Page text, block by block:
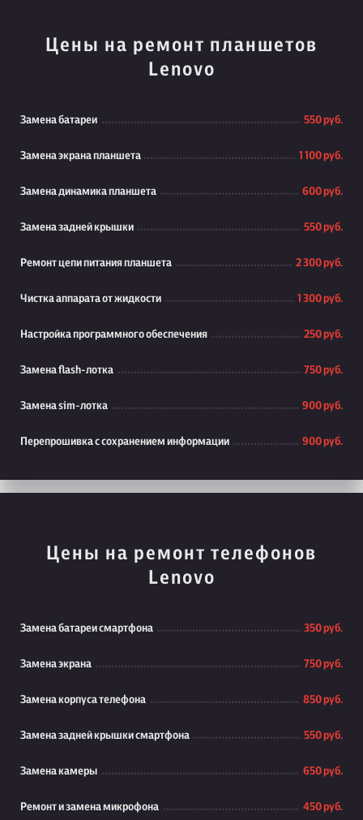
Цены на ремонт планшетов
Lenovo
Замена батареи 550 руб.
Замена экрана планшета 1 100 руб.
Замена динамика планшета 600 руб.
Замена задней крышки 550 руб.
Ремонт цепи питания планшета 2 300 руб.
Чистка аппарата от жидкости 1 300 руб.
Настройка программного обеспечения 250 руб.
Замена flash-лотка 750 руб.
Замена sim-лотка 900 руб.
Перепрошивка с сохранением информации 900 руб.
Цены на ремонт телефонов
Lenovo
Замена батареи смартфона 350 руб.
Замена экрана 750 руб.
Замена корпуса телефона 850 руб.
Замена задней крышки смартфона 550 руб.
Замена камеры 650 руб.
Ремонт и замена микрофона 450 руб.